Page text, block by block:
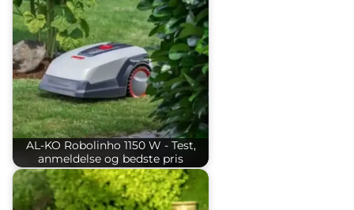
AL-KO Robolinho 1150 W - Test,
anmeldelse og bedste pris